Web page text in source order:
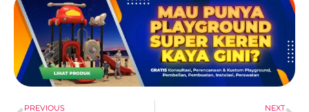
Prev
PREVIOUS NEXT